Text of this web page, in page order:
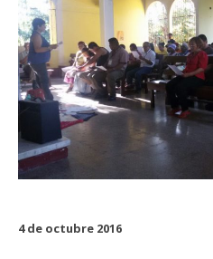
4 de octubre 2016